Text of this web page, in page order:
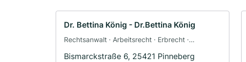
Dr. Bettina König - Dr.Bettina König
Rechtsanwalt · Arbeitsrecht · Erbrecht ·
Bismarckstraße 6, 25421 Pinneberg